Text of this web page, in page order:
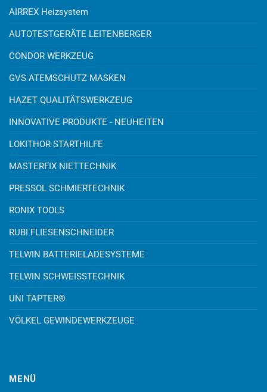
AIRREX Heizsystem
AUTOTESTGERÄTE LEITENBERGER
CONDOR WERKZEUG
GVS ATEMSCHUTZ MASKEN
HAZET QUALITÄTSWERKZEUG
INNOVATIVE PRODUKTE - NEUHEITEN
LOKITHOR STARTHILFE
MASTERFIX NIETTECHNIK
PRESSOL SCHMIERTECHNIK
RONIX TOOLS
RUBI FLIESENSCHNEIDER
TELWIN BATTERIELADESYSTEME
TELWIN SCHWEISSTECHNIK
UNI TAPTER®
VÖLKEL GEWINDEWERKZEUGE
MENÜ